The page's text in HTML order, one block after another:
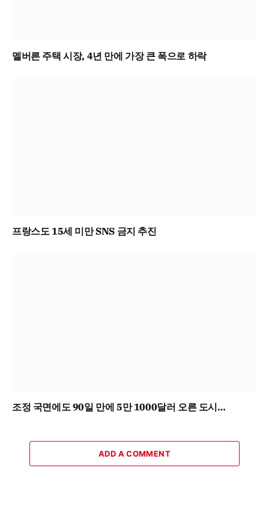
멜버른 주택 시장, 4년 만에 가장 큰 폭으로 하락
프랑스도 15세 미만 SNS 금지 추진
조정 국면에도 90일 만에 5만 1000달러 오른 도시…
ADD A COMMENT